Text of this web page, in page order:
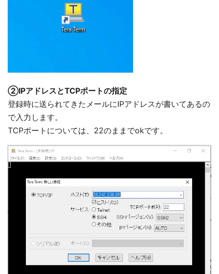
②IPアドレスとTCPポートの指定
登録時に送られてきたメールにIPアドレスが書いてあるの
で入力します。
TCPポートについては、22のままでokです。